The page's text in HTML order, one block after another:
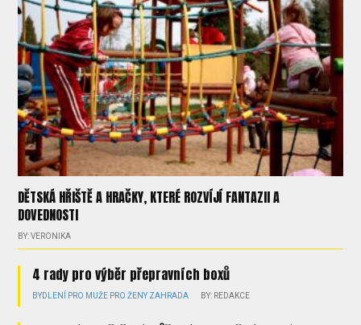
DĚTSKÁ HŘIŠTĚ A HRAČKY, KTERÉ ROZVÍJÍ FANTAZII A
DOVEDNOSTI
BY: VERONIKA
4 rady pro výběr přepravních boxů
BYDLENÍ PRO MUŽE PRO ŽENY ZAHRADA BY: REDAKCE